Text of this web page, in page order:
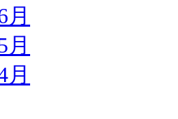
月
月
月